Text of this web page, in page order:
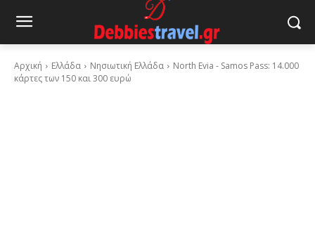
Αρχική Ελλάδα Νησιωτική Ελλάδα
North Evia - Samos Pass: 14.000
κάρτες των 150 και 300 ευρώ